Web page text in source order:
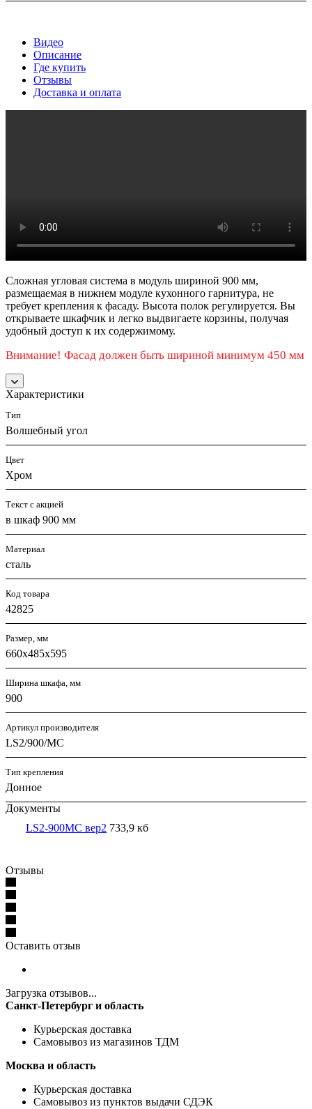
Видео
Описание
Где купить
Отзывы
Доставка и оплата
Сложная угловая система в модуль шириной 900 мм,
размещаемая в нижнем модуле кухонного гарнитура, не
требует крепления к фасаду. Высота полок регулируется. Вы
открываете шкафчик и легко выдвигаете корзины, получая
удобный доступ к их содержимому.
Внимание! Фасад должен быть шириной минимум 450 мм
Характеристики
Тип
Волшебный угол
Цвет
Хром
Текст с акцией
в шкаф 900 мм
Материал
сталь
Код товара
42825
Размер, мм
660х485x595
Ширина шкафа, мм
900
Артикул производителя
LS2/900/MC
Тип крепления
Донное
Документы
LS2-900MC вер2 733,9 кб
Отзывы
Оставить отзыв
Загрузка отзывов...
Санкт-Петербург и область
Курьерская доставка
Самовывоз из магазинов ТДМ
Москва и область
Курьерская доставка
Самовывоз из пунктов выдачи СДЭК